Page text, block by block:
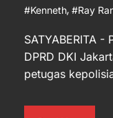
#Kenneth, #Ray
SATYABERITA
DPRD DKI
petugas